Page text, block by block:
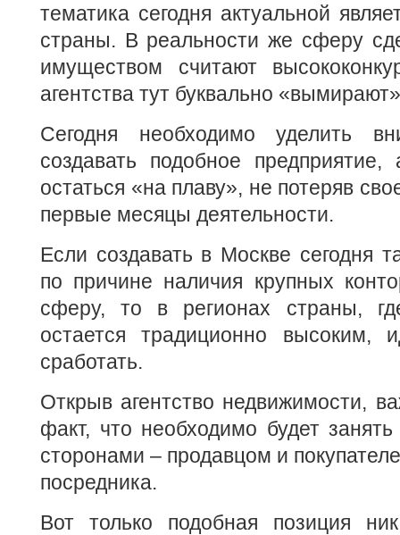
тематика сегодня актуальной
страны. В реальности же сферу
имуществом считают
агентства тут буквально
Сегодня необходимо уделить
создавать подобное
остаться «на плаву», не потеряв
первые месяцы деятельности.
Если создавать в Москве сегодня
по причине наличия крупных
сферу, то в регионах страны,
остается традиционно высоким,
сработать.
Открыв агентство недвижимости,
факт, что необходимо будет
сторонами – продавцом и
посредника.
Вот только подобная позиция